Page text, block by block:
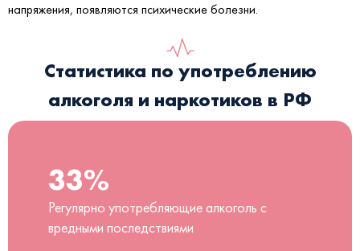
напряжения, появляются психические болезни.
Статистика по употреблению
алкоголя и наркотиков в РФ
33%
Регулярно употребляющие алкоголь с
вредными последствиями